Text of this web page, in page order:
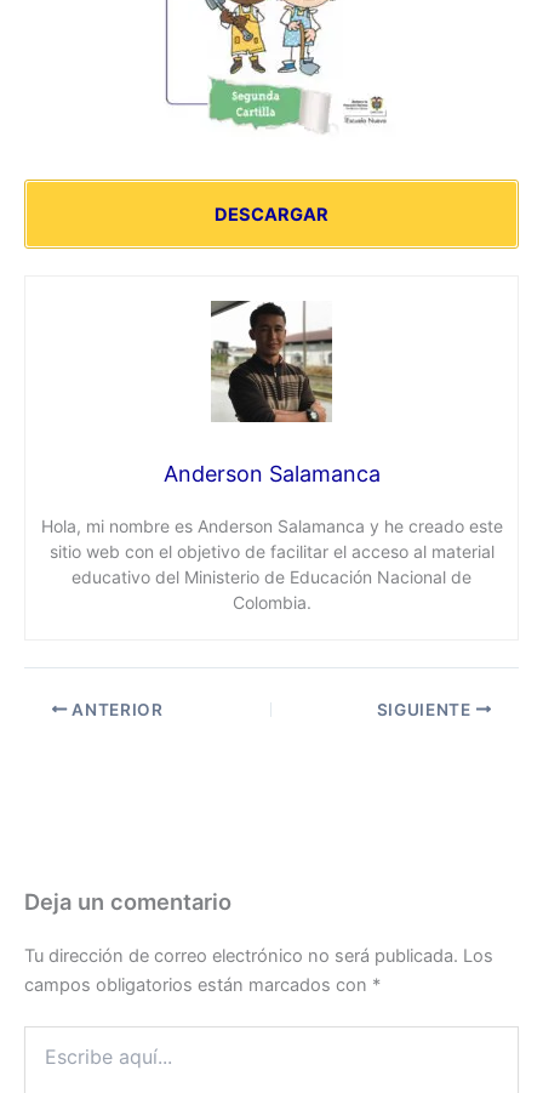
DESCARGAR
Anderson Salamanca
Hola, mi nombre es Anderson Salamanca y he creado este
sitio web con el objetivo de facilitar el acceso al material
educativo del Ministerio de Educación Nacional de
Colombia.
ANTERIOR SIGUIENTE
Deja un comentario
Tu dirección de correo electrónico no será publicada. Los
campos obligatorios están marcados con *
aquí...